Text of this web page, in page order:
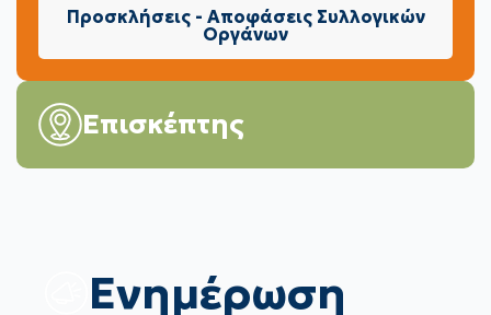
Προσκλήσεις - Αποφάσεις Συλλογικών
Οργάνων
Επισκέπτης
Eνημέρωση